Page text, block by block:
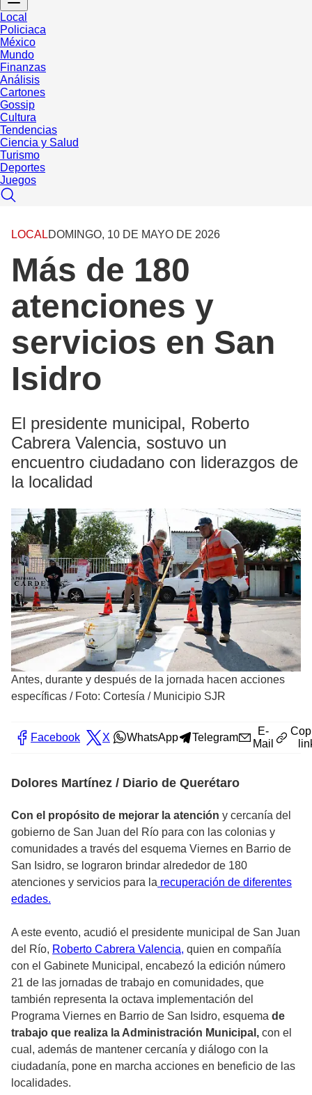
Local
Policiaca
México
Mundo
Finanzas
Análisis
Cartones
Gossip
Cultura
Tendencias
Ciencia y Salud
Turismo
Deportes
Juegos
LOCALDOMINGO, 10 DE MAYO DE 2026
Más de 180
atenciones y
servicios en San
Isidro
El presidente municipal, Roberto
Cabrera Valencia, sostuvo un
encuentro ciudadano con liderazgos de
la localidad
Antes, durante y después de la jornada hacen acciones
específicas / Foto: Cortesía / Municipio SJR
Facebook X WhatsApp Telegram
E-
Mail
Dolores Martínez / Diario de Querétaro
Con el propósito de mejorar la atención y cercanía del
gobierno de San Juan del Río para con las colonias y
comunidades a través del esquema Viernes en Barrio de
San Isidro, se lograron brindar alrededor de 180
atenciones y servicios para la recuperación de diferentes
edades.
A este evento, acudió el presidente municipal de San Juan
del Río, Roberto Cabrera Valencia, quien en compañía
con el Gabinete Municipal, encabezó la edición número
21 de las jornadas de trabajo en comunidades, que
también representa la octava implementación del
Programa Viernes en Barrio de San Isidro, esquema de
trabajo que realiza la Administración Municipal, con el
cual, además de mantener cercanía y diálogo con la
ciudadanía, pone en marcha acciones en beneficio de las
localidades.